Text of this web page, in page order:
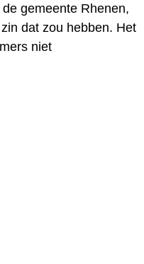
gemeente Rhenen,
dat zou hebben. Het
niet